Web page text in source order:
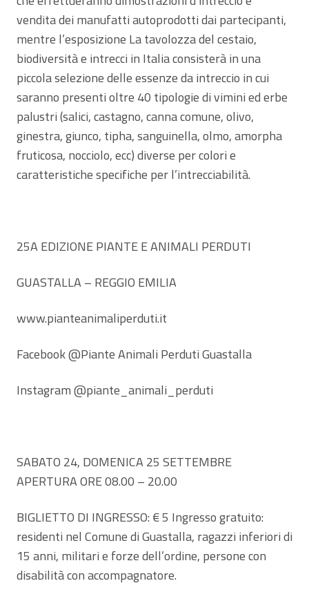
vendita dei manufatti autoprodotti dai partecipanti,
mentre l’esposizione La tavolozza del cestaio,
biodiversità e intrecci in Italia consisterà in una
piccola selezione delle essenze da intreccio in cui
saranno presenti oltre 40 tipologie di vimini ed erbe
palustri (salici, castagno, canna comune, olivo,
ginestra, giunco, tipha, sanguinella, olmo, amorpha
fruticosa, nocciolo, ecc) diverse per colori e
caratteristiche specifiche per l’intrecciabilità.
25A EDIZIONE PIANTE E ANIMALI PERDUTI
GUASTALLA – REGGIO EMILIA
www.pianteanimaliperduti.it
Facebook @Piante Animali Perduti Guastalla
Instagram @piante_animali_perduti
SABATO 24, DOMENICA 25 SETTEMBRE
APERTURA ORE 08.00 – 20.00
BIGLIETTO DI INGRESSO: € 5 Ingresso gratuito:
residenti nel Comune di Guastalla, ragazzi inferiori di
15 anni, militari e forze dell’ordine, persone con
disabilità con accompagnatore.